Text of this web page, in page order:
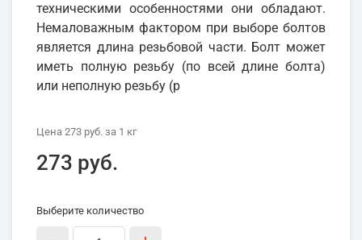
техническими особенностями они обладают.
Немаловажным фактором при выборе болтов
является длина резьбовой части. Болт может
иметь полную резьбу (по всей длине болта)
или неполную резьбу (р
Цена 273 руб. за 1 кг
273 руб.
Выберите количество